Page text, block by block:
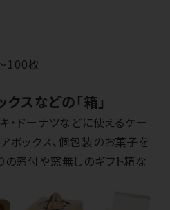
100枚
スなどの「箱」
・ドーナツなどに使えるケー
ボックス、個包装のお菓子を
窓付や窓無しのギフト箱な